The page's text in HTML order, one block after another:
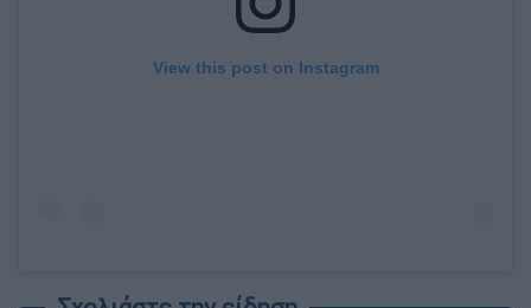
View this post on Instagram